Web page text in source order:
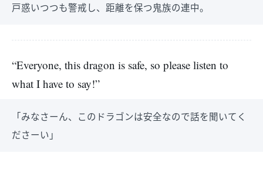
戸惑いつつも警戒し、距離を保つ鬼族の連中。
“Everyone, this dragon is safe, so please listen to
what I have to say!”
「みなさーん、このドラゴンは安全なので話を聞いてく
ださーい」